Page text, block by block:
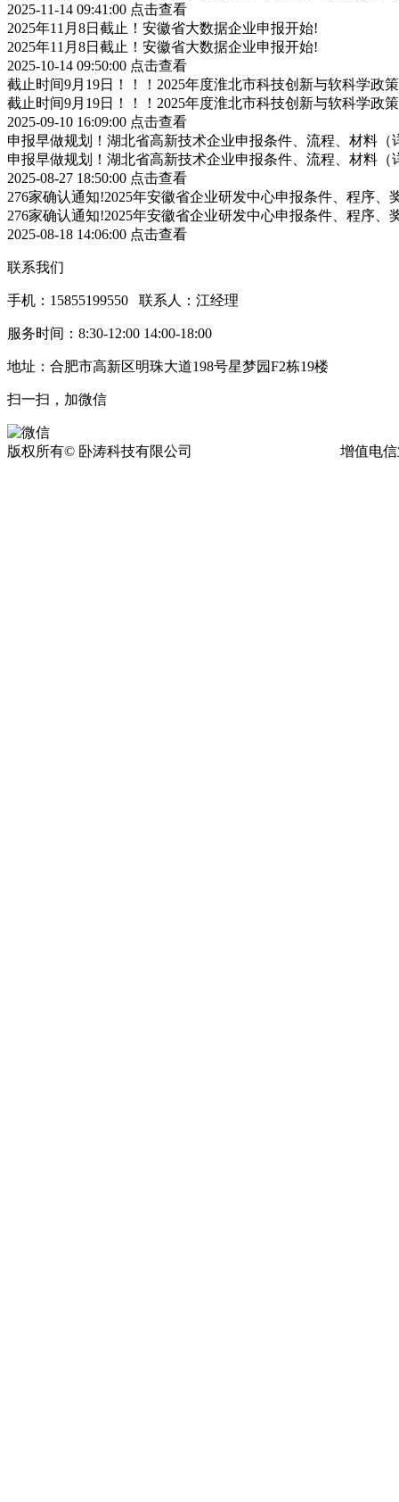
2025-11-14 09:41:00 点击查看
2025年11月8日截止！安徽省大数据企业申报开始!
2025年11月8日截止！安徽省大数据企业申报开始!
2025-10-14 09:50:00 点击查看
截止时间9月19日！！！2025年度淮北市科技创新与软科学
截止时间9月19日！！！2025年度淮北市科技创新与软科学
2025-09-10 16:09:00 点击查看
申报早做规划！湖北省高新技术企业申报条件、流程、材料（
申报早做规划！湖北省高新技术企业申报条件、流程、材料（
2025-08-27 18:50:00 点击查看
276家确认通知!2025年安徽省企业研发中心申报条件、程序、
276家确认通知!2025年安徽省企业研发中心申报条件、程序、
2025-08-18 14:06:00 点击查看
联系我们
手机：15855199550 联系人：江经理
服务时间：8:30-12:00 14:00-18:00
地址：合肥市高新区明珠大道198号星梦园F2栋19楼
扫一扫，加微信
版权所有© 卧涛科技有限公司 增值电